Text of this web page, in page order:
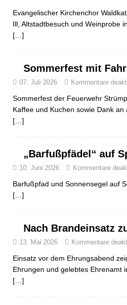
Evangelischer Kirchenchor
Ill, Altstadtbesuch und Weinprobe
[…]
Sommerfest mit
07. Juli 2026 Kommentare
Sommerfest der Feuerwehr
Kaffee und Kuchen sowie Dank an
[…]
„Barfußpfädel“ auf
10. Juni 2026 Kommentare
Barfußpfad und Sonnensegel auf
[…]
Nach Brandeinsatz
13. Mai 2026 Kommentare
Einsatz vor dem Ehrungsabend
Ehrungen und gelebtes Ehrenamt
[…]